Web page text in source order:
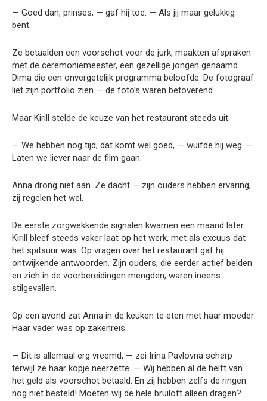
— Goed dan, prinses, — gaf hij toe. — Als jij maar gelukkig
bent.
Ze betaalden een voorschot voor de jurk, maakten afspraken
met de ceremoniemeester, een gezellige jongen genaamd
Dima die een onvergetelijk programma beloofde. De fotograaf
liet zijn portfolio zien — de foto’s waren betoverend.
Maar Kirill stelde de keuze van het restaurant steeds uit.
— We hebben nog tijd, dat komt wel goed, — wuifde hij weg. —
Laten we liever naar de film gaan.
Anna drong niet aan. Ze dacht — zijn ouders hebben ervaring,
zij regelen het wel.
De eerste zorgwekkende signalen kwamen een maand later.
Kirill bleef steeds vaker laat op het werk, met als excuus dat
het spitsuur was. Op vragen over het restaurant gaf hij
ontwijkende antwoorden. Zijn ouders, die eerder actief belden
en zich in de voorbereidingen mengden, waren ineens
stilgevallen.
Op een avond zat Anna in de keuken te eten met haar moeder.
Haar vader was op zakenreis.
— Dit is allemaal erg vreemd, — zei Irina Pavlovna scherp
terwijl ze haar kopje neerzette. — Wij hebben al de helft van
het geld als voorschot betaald. En zij hebben zelfs de ringen
nog niet besteld! Moeten wij de hele bruiloft alleen dragen?